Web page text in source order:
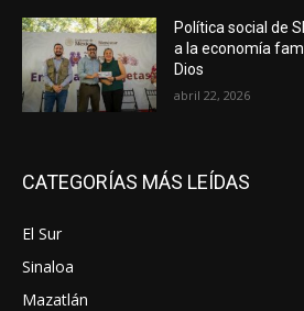
Política social de
a la economía
Dios
abril 22, 2026
CATEGORÍAS MÁS LEÍDAS
El Sur
Sinaloa
Mazatlán